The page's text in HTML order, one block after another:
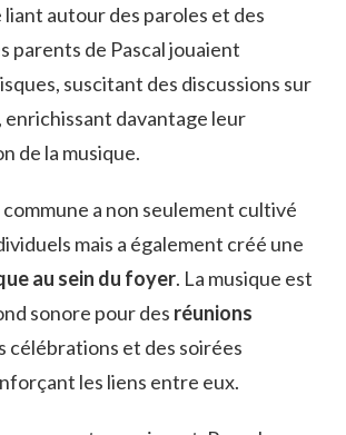
autour des paroles et des
parents de Pascal jouaient
suscitant des discussions sur
enrichissant davantage leur
de la musique.
a non seulement cultivé
mais a également créé une
au sein du foyer. La musique est
sonore pour des réunions
célébrations et des soirées
les liens entre eux.